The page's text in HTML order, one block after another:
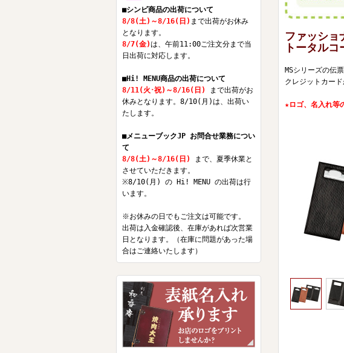
■シンビ商品の出荷について
8/8(土)～8/16(日) まで出荷がお休み
となります。
8/7(金)は、午前11:00ご注文分まで当
日出荷に対応します。
■Hi! MENU商品の出荷について
8/11(火･祝)～8/16(日)
まで出荷がお
休みとなります。8/10(月)は、出荷い
たします。
■メニューブックJP お問合せ業務につい
て
8/8(土)～8/16(日)
まで、夏季休業と
させていただきます。
※8/10(月) の Hi! MENU の出荷は行
います。
※お休みの日でもご注文は可能です。
出荷は入金確認後、在庫があれば次営業
日となります。（在庫に問題があった場
合はご連絡いたします）
ファッショ
トータルコ
MSシリーズの伝
クレジットカー
★ロゴ、名入れ